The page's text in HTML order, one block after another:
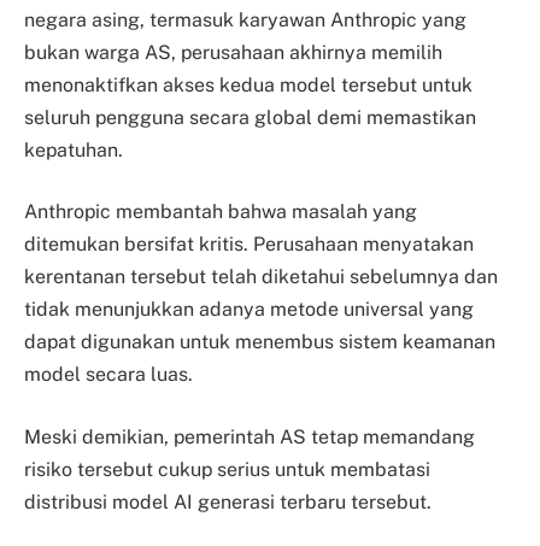
negara asing, termasuk karyawan Anthropic yang
bukan warga AS, perusahaan akhirnya memilih
menonaktifkan akses kedua model tersebut untuk
seluruh pengguna secara global demi memastikan
kepatuhan.
Anthropic membantah bahwa masalah yang
ditemukan bersifat kritis. Perusahaan menyatakan
kerentanan tersebut telah diketahui sebelumnya dan
tidak menunjukkan adanya metode universal yang
dapat digunakan untuk menembus sistem keamanan
model secara luas.
Meski demikian, pemerintah AS tetap memandang
risiko tersebut cukup serius untuk membatasi
distribusi model AI generasi terbaru tersebut.